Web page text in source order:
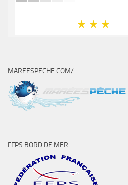
MAREESPECHE.COM/
FFPS BORD DE MER